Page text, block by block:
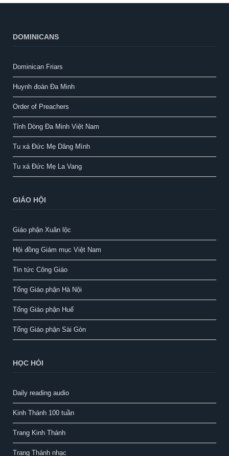
DOMINICANS
Dominican Friars
Huynh đoàn Đa Minh
Order of Preachers
Tỉnh Dòng Đa Minh Việt Nam
Tu xá Đức Mẹ Dâng Mình
Tu xá Đức Mẹ La Vang
GIÁO HỘI
Giáo phận Xuân lộc
Hội đồng Giám mục Việt Nam
Tin tức Công Giáo
Tổng Giáo phận Hà Nội
Tổng Giáo phận Huế
Tổng Giáo phận Sài Gòn
HỌC HỎI
Daily reading audio
Kinh Thánh 100 tuần
Trang Kinh Thánh
Trang Thánh nhạc